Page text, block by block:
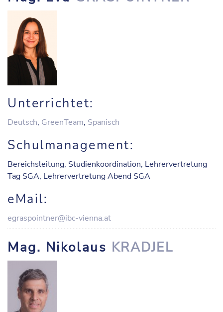
Unterrichtet:
Deutsch, GreenTeam, Spanisch
Schulmanagement:
Bereichsleitung, Studienkoordination, Lehrervertretung
Tag SGA, Lehrervertretung Abend SGA
eMail:
egraspointner@ibc-vienna.at
Mag. Nikolaus KRADJEL